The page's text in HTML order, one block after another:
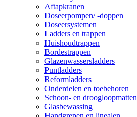
Aftapkranen
Doseerpompen/ -doppen
Doseersystemen
Ladders en trappen
Huishoudtrappen
Bordestrappen
Glazenwassersladders
Puntladders
Reformladders
Onderdelen en toebehoren
Schoon- en droogloopmatten
Glasbewassing